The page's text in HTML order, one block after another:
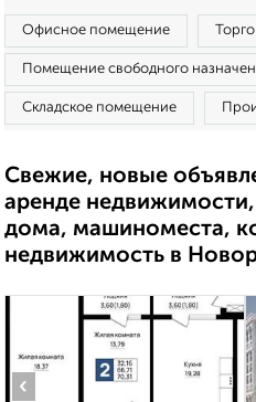
Офисное помещение
Помещение свободного
Складское помещение
Свежие, новые
аренде
дома, машиноместа,
недвижимость в
‹